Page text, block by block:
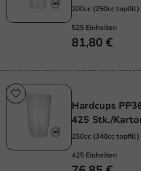
200cc (250cc topfill)
525 Einheiten
81,80 €
Hardcups
425 Stk./
250cc (340cc topfill)
425 Einheiten